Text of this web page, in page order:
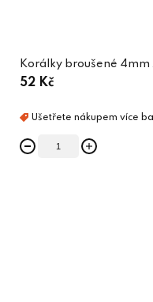
Korálky broušené 4mm
52 Kč